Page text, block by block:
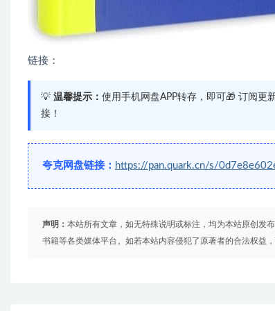
链接：
💡 温馨提示： 使用手机网盘APP转存，即可🎁 订阅更
接！
夸克网盘链接： https://pan.quark.cn/s/
声明： 本站所有文章，如无特殊说明或标注，均为本站原创发
书籍等各类媒体平台。如若本站内容侵犯了原著者的合法权益，